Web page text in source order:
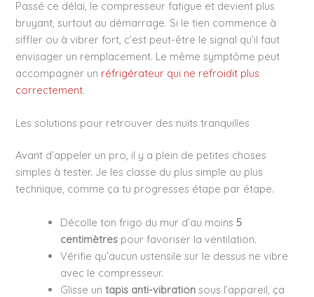
Passé ce délai, le compresseur fatigue et devient plus
bruyant, surtout au démarrage. Si le tien commence à
siffler ou à vibrer fort, c’est peut-être le signal qu’il faut
envisager un remplacement. Le même symptôme peut
accompagner un réfrigérateur qui ne refroidit plus
correctement.
Les solutions pour retrouver des nuits tranquilles
Avant d’appeler un pro, il y a plein de petites choses
simples à tester. Je les classe du plus simple au plus
technique, comme ça tu progresses étape par étape.
Décolle ton frigo du mur d’au moins 5
centimètres pour favoriser la ventilation.
Vérifie qu’aucun ustensile sur le dessus ne vibre
avec le compresseur.
Glisse untapis anti-vibration sous l’appareil, ça